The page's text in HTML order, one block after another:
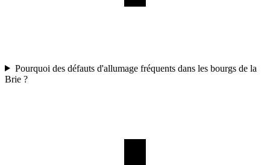
Pourquoi des défauts d'allumage fréquents dans les bourgs de la
Brie ?